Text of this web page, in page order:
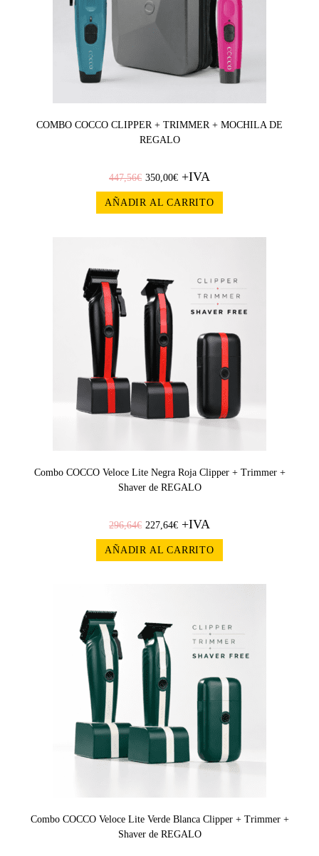
COMBO COCCO CLIPPER + TRIMMER + MOCHILA DE
REGALO
447,56€ 350,00€ +IVA
AÑADIR AL CARRITO
Combo COCCO Veloce Lite Negra Roja Clipper + Trimmer +
Shaver de REGALO
296,64€ 227,64€ +IVA
AÑADIR AL CARRITO
¡OFERT
Combo COCCO Veloce Lite Verde Blanca Clipper + Trimmer +
Shaver de REGALO